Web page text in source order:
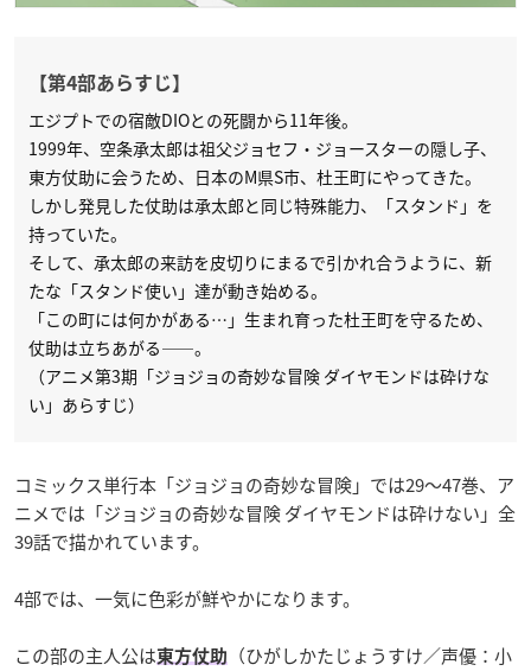
【第4部あらすじ】
エジプトでの宿敵DIOとの死闘から11年後。
1999年、空条承太郎は祖父ジョセフ・ジョースターの隠し子、
東方仗助に会うため、日本のM県S市、杜王町にやってきた。
しかし発見した仗助は承太郎と同じ特殊能力、「スタンド」を
持っていた。
そして、承太郎の来訪を皮切りにまるで引かれ合うように、新
たな「スタンド使い」達が動き始める。
「この町には何かがある…」生まれ育った杜王町を守るため、
仗助は立ちあがる——。
（アニメ第3期「ジョジョの奇妙な冒険 ダイヤモンドは砕けな
い」あらすじ）
コミックス単行本「ジョジョの奇妙な冒険」では29〜47巻、ア
ニメでは「ジョジョの奇妙な冒険 ダイヤモンドは砕けない」全
39話で描かれています。
4部では、 一気に色彩が鮮やかになります。
この部の主人公は東方仗助
（ひがしかたじょうすけ／声優：小